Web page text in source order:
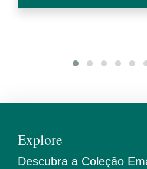
Explore
Descubra a Coleção